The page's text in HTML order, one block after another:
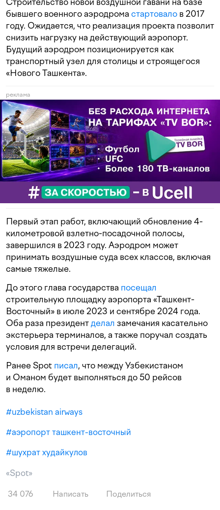
бывшего военного аэродрома стартовало в 2017
году. Ожидается, что реализация проекта позволит
снизить нагрузку на действующий аэропорт.
Будущий аэродром позиционируется как
транспортный узел для столицы и строящегося
«Нового Ташкента».
реклама
Первый этап работ, включающий обновление 4-
километровой взлетно-посадочной полосы,
завершился в 2023 году. Аэродром может
принимать воздушные суда всех классов, включая
самые тяжелые.
До этого глава государства посещал
строительную площадку аэропорта «Ташкент-
Восточный» в июле 2023 и сентябре 2024 года.
Оба раза президентделал замечания касательно
экстерьера терминалов, а также поручал создать
условия для встречи делегаций.
Ранее Spot писал, что между Узбекистаном
и Оманом будет выполняться до 50 рейсов
в неделю.
#uzbekistan airways
#аэропорт ташкент-восточный
#шухрат худайкулов
«Spot»
34 076 Написать Поделиться